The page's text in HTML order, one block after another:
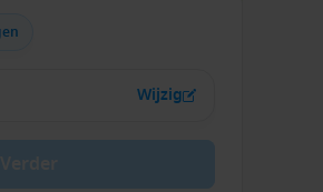
Wijzig